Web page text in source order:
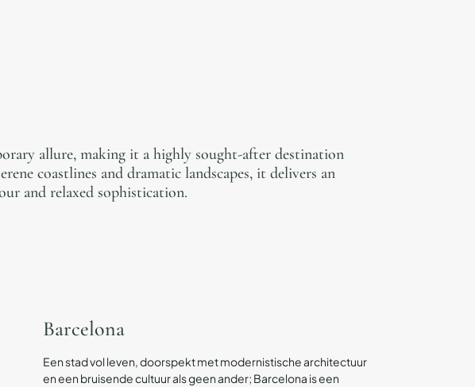
allure, making it a highly sought-after destination
coastlines and dramatic landscapes, it delivers an
and relaxed sophistication.
Barcelona
Een stad vol leven, doorspekt met modernistische architectuur
en een bruisende cultuur als geen ander; Barcelona is een